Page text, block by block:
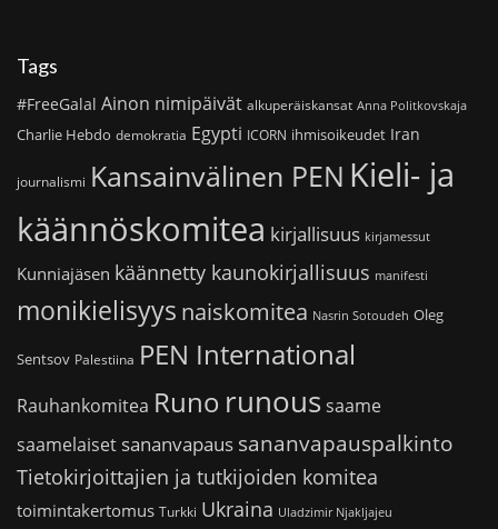
Tags
#FreeGalal Ainon nimipäivät alkuperäiskansat Anna Politkovskaja
Charlie Hebdo demokratia Egypti ICORN ihmisoikeudet Iran
journalismi Kansainvälinen PEN Kieli- ja
käännöskomitea kirjallisuus kirjamessut
Kunniajäsen käännetty kaunokirjallisuus manifesti
monikielisyys naiskomitea Nasrin Sotoudeh Oleg
Sentsov Palestiina PEN International
Rauhankomitea Runo runoussaame
saamelaiset sananvapaus sananvapauspalkinto
Tietokirjoittajien ja tutkijoiden komitea
toimintakertomus Turkki Ukraina Uladzimir Njakljajeu